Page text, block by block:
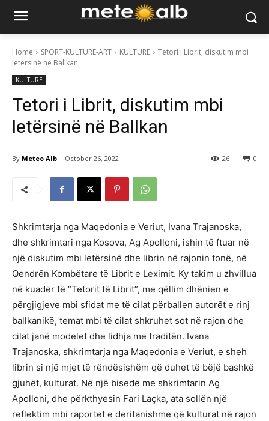
Home SPORT-KULTURE-ART KULTURE
Tetori i Librit, diskutim mbi
letërsinë në Ballkan
KULTURE
Tetori i Librit, diskutim mbi
letërsinë në Ballkan
By Meteo Alb October 26, 2022 0
26
Shkrimtarja nga Maqedonia e Veriut, Ivana Trajanoska,
dhe shkrimtari nga Kosova, Ag Apolloni, ishin të ftuar në
një diskutim mbi letërsinë dhe librin në rajonin tonë, në
Qendrën Kombëtare të Librit e Leximit. Ky takim u zhvillua
në kuadër të “Tetorit të Librit”, me qëllim dhënien e
përgjigjeve mbi sfidat me të cilat përballen autorët e rinj
ballkanikë, temat mbi të cilat shkruhet sot në rajon dhe
cilat janë modelet dhe lidhja me traditën. Ivana
Trajanoska, shkrimtarja nga Maqedonia e Veriut, e sheh
librin si një mjet të rëndësishëm që duhet të bëjë bashkë
gjuhët, kulturat. Në një bisedë me shkrimtarin Ag
Apolloni, dhe përkthyesin Fari Laçka, ata sollën një
reflektim mbi raportet e deritanishme që kulturat në rajon